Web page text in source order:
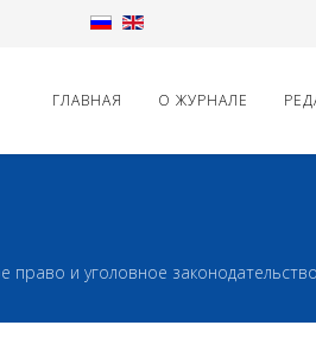
ГЛАВНАЯ О ЖУРНАЛЕ
право и уголовное